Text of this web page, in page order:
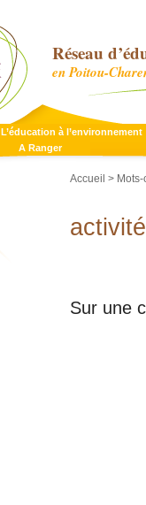
Réseau
en Poitou-
L’éducation à l’environnement
A Ranger
Accueil >
Sur une